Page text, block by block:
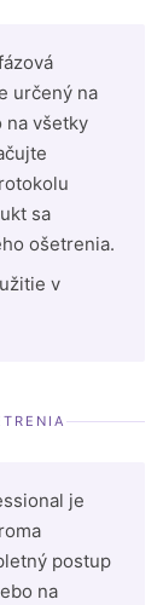
určený na
na všetky
sa
ošetrenia.
v
je
postup
na